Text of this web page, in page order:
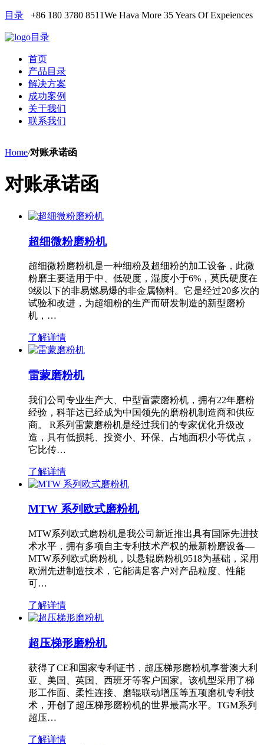
目录 +86 180 3780 8511We Hava More 35 Years Of Expeiences
目录
首页
产品目录
解决方案
成功案例
关于我们
联系我们
Home/对账承诺函
对账承诺函
超细微粉磨粉机
超细微粉磨粉机是一种细粉及超细粉的加工设备，此微
粉磨主要适用于中、低硬度，湿度小于6%，莫氏硬度在
9级以下的非易燃易爆的非金属物料。它是经过20多次的
试验和改进，为超细粉的生产而研发制造的新型磨粉
机，…
了解详情
雷蒙磨粉机
我们公司专业生产大、中型雷蒙磨粉机，拥有22年磨粉
经验，科菲达已经成为中国领先的磨粉机制造商和供应
商。 R系列雷蒙磨粉机是经过我们的专家优化升级改
造，具有低损耗、投资小、环保、占地面积小等优点，
它比传…
了解详情
MTW 系列欧式磨粉机
MTW系列欧式磨粉机是我公司新近推出具有国际先进技
术水平，拥有多项自主专利技术产权的最新粉磨设备—
MTW系列欧式磨粉机，以悬辊磨粉机9518为基础，采用
欧洲先进制造技术，它能满足客户对产品粒度、性能
可…
了解详情
超压梯形磨粉机
获得了CE和国家专利证书，超压梯形磨粉机享誉澳大利
亚、美国、英国、西班牙等客户国家。该机型采用了梯
形工作面、柔性连接、磨辊联动增压等五项磨机专利技
术，开创了超压梯形磨粉机的世界最高水平。TGM系列
超压…
了解详情